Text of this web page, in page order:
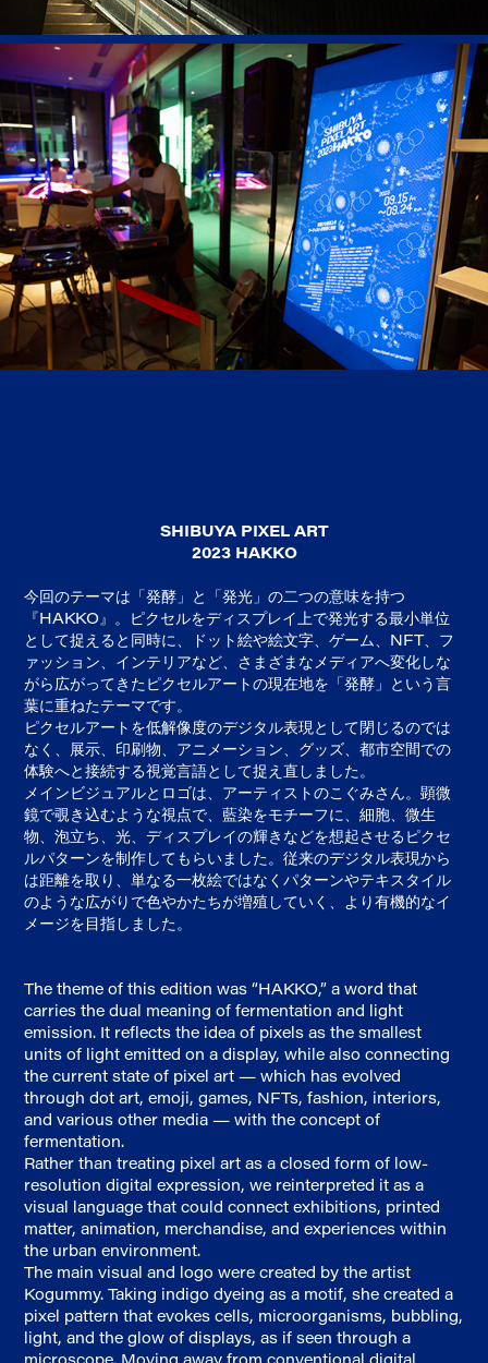
SHIBUYA PIXEL ART
2023 HAKKO
今回のテーマは「発酵」と「発光」の二つの意味を持つ
『HAKKO』。ピクセルをディスプレイ上で発光する最小単位
として捉えると同時に、ドット絵や絵文字、ゲーム、NFT、フ
ァッション、インテリアなど、さまざまなメディアへ変化しな
がら広がってきたピクセルアートの現在地を「発酵」という言
葉に重ねたテーマです。
ピクセルアートを低解像度のデジタル表現として閉じるのでは
なく、展示、印刷物、アニメーション、グッズ、都市空間での
体験へと接続する視覚言語として捉え直しました。
メインビジュアルとロゴは、アーティストのこぐみさん。顕微
鏡で覗き込むような視点で、藍染をモチーフに、細胞、微生
物、泡立ち、光、ディスプレイの輝きなどを想起させるピクセ
ルパターンを制作してもらいました。従来のデジタル表現から
は距離を取り、単なる一枚絵ではなくパターンやテキスタイル
のような広がりで色やかたちが増殖していく、より有機的なイ
メージを目指しました。
The theme of this edition was “HAKKO,” a word that
carries the dual meaning of fermentation and light
emission. It reflects the idea of pixels as the smallest
units of light emitted on a display, while also connecting
the current state of pixel art — which has evolved
through dot art, emoji, games, NFTs, fashion, interiors,
and various other media — with the concept of
fermentation.
Rather than treating pixel art as a closed form of low-
resolution digital expression, we reinterpreted it as a
visual language that could connect exhibitions, printed
matter, animation, merchandise, and experiences within
the urban environment.
The main visual and logo were created by the artist
Kogummy. Taking indigo dyeing as a motif, she created a
pixel pattern that evokes cells, microorganisms, bubbling,
light, and the glow of displays, as if seen through a
microscope. Moving away from conventional digital